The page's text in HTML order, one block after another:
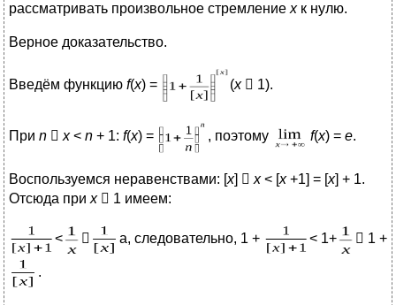
рассматривать произвольное стремление xк нулю.
Верное доказательство.
Введём функцию f(x) = (x 1).
При n x< n + 1: f(x) = , поэтому f(x) = e.
Воспользуемся неравенствами: [x]  x< [x+1] = [x] + 1.
Отсюда при x 1 имеем:
<  а, следовательно, 1 + < 1+  1 +
.